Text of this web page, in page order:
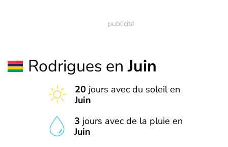
Rodrigues enJuin
20 jours avec du soleil en
Juin
3 jours avec de la pluie en
Juin